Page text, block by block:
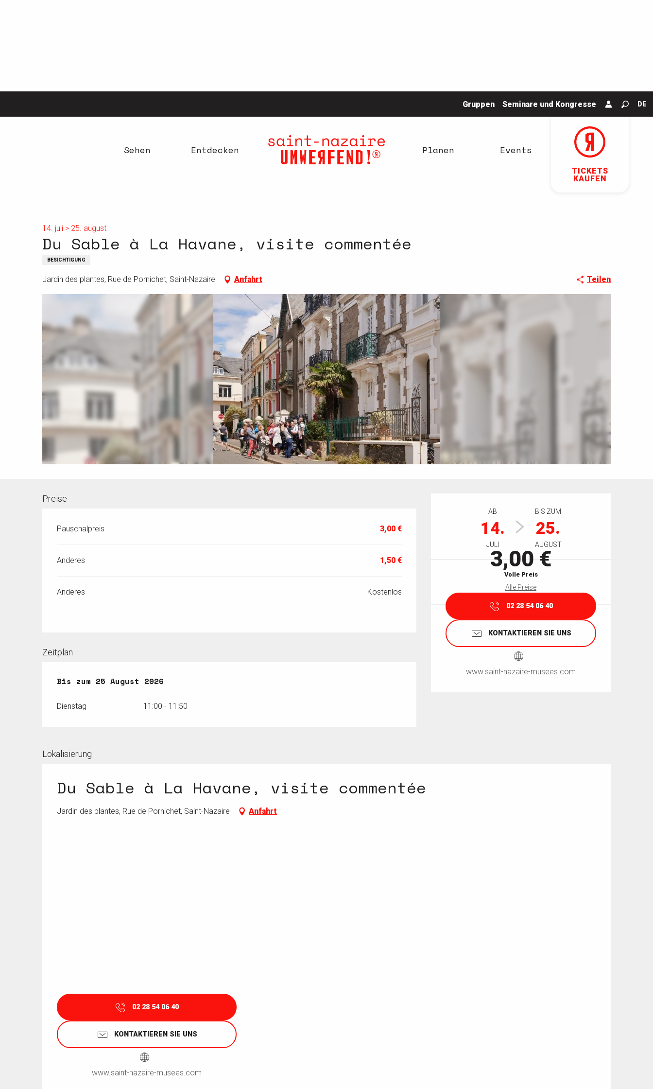
Gruppen Seminare und Kongresse
Suche
DE
TICKETS
KAUFEN
Sehen Entdecken Planen Events
14. juli > 25. august
Du Sable à La Havane, visite commentée
BESICHTIGUNG
Jardin des plantes, Rue de Pornichet, Saint-Nazaire Anfahrt Teilen
AB
14.
JULI
BIS ZUM
25.
AUGUST
3,00 €
Volle Preis
Alle Preise
02 28 54 06 40
KONTAKTIEREN SIE UNS
www.saint-nazaire-musees.com
Preise
Pauschalpreis 3,00 €
Anderes 1,50 €
Anderes Kostenlos
Zeitplan
vom 14 Juli 2026 bis zum
Bis zum 25 August 2026
Dienstag 11:00 - 11:50
Lokalisierung
Du Sable à La Havane, visite commentée
Jardin des plantes, Rue de Pornichet, Saint-Nazaire Anfahrt
02 28 54 06 40
KONTAKTIEREN SIE UNS
www.saint-nazaire-musees.com